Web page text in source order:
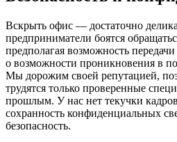
Вскрыть офис — достаточно
предприниматели боятся
предполагая возможность
о возможности проникновения в
Мы дорожим своей репутацией,
трудятся только проверенные
прошлым. У нас нет текучки
сохранность конфиденциальных
безопасность.